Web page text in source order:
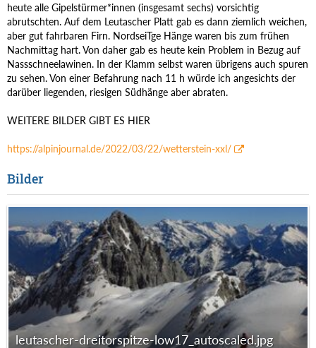
heute alle Gipelstürmer*innen (insgesamt sechs) vorsichtig
abrutschten. Auf dem Leutascher Platt gab es dann ziemlich weichen,
aber gut fahrbaren Firn. NordseiTge Hänge waren bis zum frühen
Nachmittag hart. Von daher gab es heute kein Problem in Bezug auf
Nassschneelawinen. In der Klamm selbst waren übrigens auch spuren
zu sehen. Von einer Befahrung nach 11 h würde ich angesichts der
darüber liegenden, riesigen Südhänge aber abraten.
WEITERE BILDER GIBT ES HIER
https://alpinjournal.de/2022/03/22/wetterstein-xxl/
Bilder
leutascher-dreitorspitze-low17_autoscaled.jpg